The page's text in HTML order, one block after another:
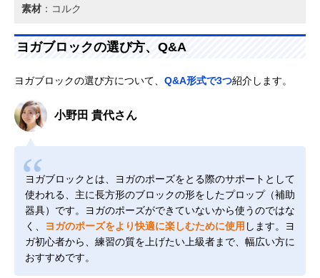
素材 ：コルク
ヨガブロックの選び方、Q&A
ヨガブロックの選び方について、 Q&A形式で3つ紹介します。
小野田 貴代さん
ヨガブロックとは、ヨガのポーズをとる際のサポートとして
使われる、主に長方形のブロックの形をしたプロップ（補助
器具）です。ヨガのポーズができていないから使うのではな
く、
ヨガのポーズをより快適に楽しむために使用 します。ヨ
ガ初心者から、練習の質を上げたい上級者まで、幅広い方に
おすすめです。